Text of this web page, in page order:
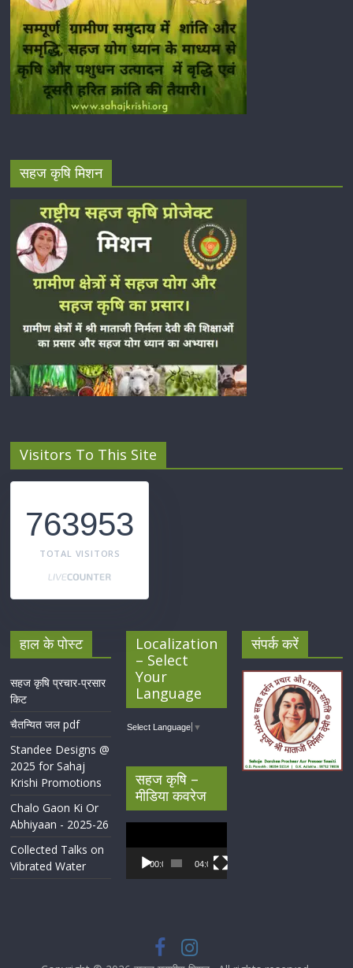
सहज कृषि मिशन
Visitors To This Site
763953
TOTAL VISITORS
हाल के पोस्ट
सहज कृषि प्रचार-प्रसार
किट
चैतन्यित जल pdf
Standee Designs @
2025 for Sahaj
Krishi Promotions
Chalo Gaon Ki Or
Abhiyaan - 2025-26
Collected Talks on
Vibrated Water
Localization
– Select
Your
Language
Select Language ▼
सहज कृषि –
मीडिया कवरेज
Player
00:00 04:07
संपर्क करें